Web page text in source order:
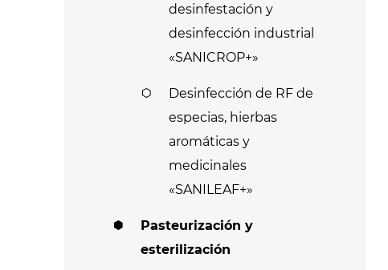
desinfestación y
desinfección industrial
«SANICROP+»
Desinfección de RF de
especias, hierbas
aromáticas y
medicinales
«SANILEAF+»
Pasteurización y
esterilización